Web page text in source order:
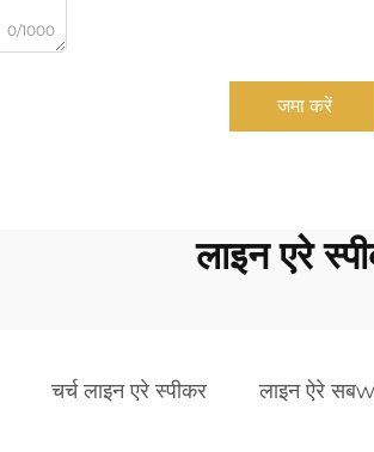
0/1000
जमा करें
लाइन एरे
चर्च लाइन एरे स्पीकर लाइन ऐरे